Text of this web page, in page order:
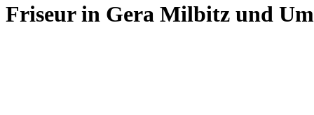
Friseur in Gera Milbitz und